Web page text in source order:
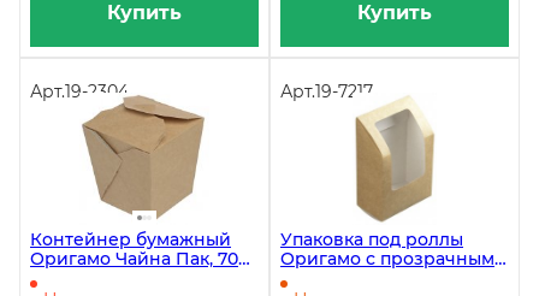
Купить Купить
Арт.19-2304
Контейнер бумажный
Оригамо Чайна Пак, 700
мл, квадратная сборка, в
Арт.19-7217
Упаковка под роллы
Оригамо с прозрачным
окном, 130х90х50 мм, 500